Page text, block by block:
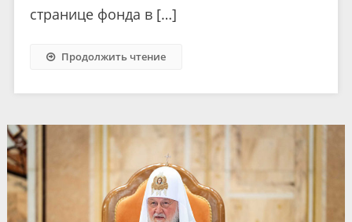
странице фонда в […]
Продолжить чтение